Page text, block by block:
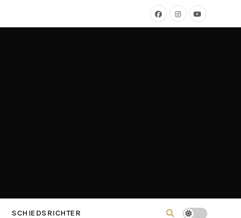
SCHIEDSRICHTER